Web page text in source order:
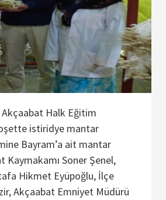
Akçaabat Halk Eğitim
istiridye mantar
Bayram’a ait mantar
Kaymakamı Soner Şenel,
Hikmet Eyüpoğlu, İlçe
Akçaabat Emniyet Müdürü